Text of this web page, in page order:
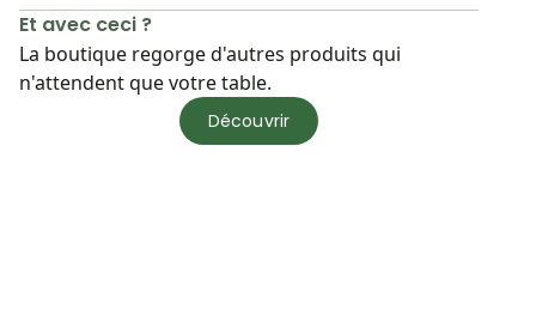
Et avec ceci ?
La boutique regorge d'autres produits qui
n'attendent que votre table.
Découvrir